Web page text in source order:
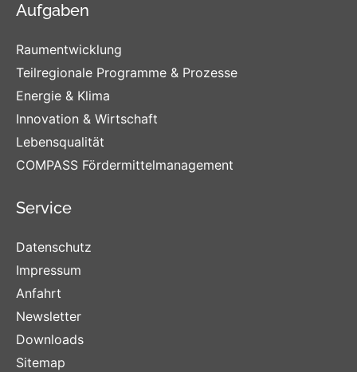
Aufgaben
Raumentwicklung
Teilregionale Programme & Prozesse
Energie & Klima
Innovation & Wirtschaft
Lebensqualität
COMPASS Fördermittelmanagement
Service
Datenschutz
Impressum
Anfahrt
Newsletter
Downloads
Sitemap